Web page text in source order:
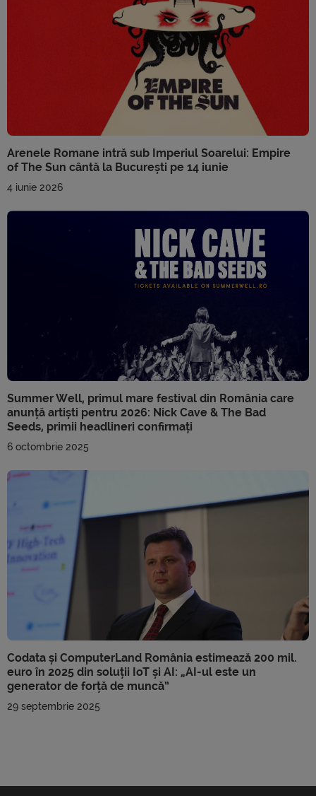
Arenele Romane intră sub Imperiul Soarelui: Empire
of The Sun cântă la București pe 14 iunie
4 iunie 2026
Summer Well, primul mare festival din România care
anunță artiști pentru 2026: Nick Cave & The Bad
Seeds, primii headlineri confirmați
6 octombrie 2025
Codata și ComputerLand România estimează 200 mil.
euro în 2025 din soluții IoT și AI: „AI-ul este un
generator de forță de muncă”
29 septembrie 2025